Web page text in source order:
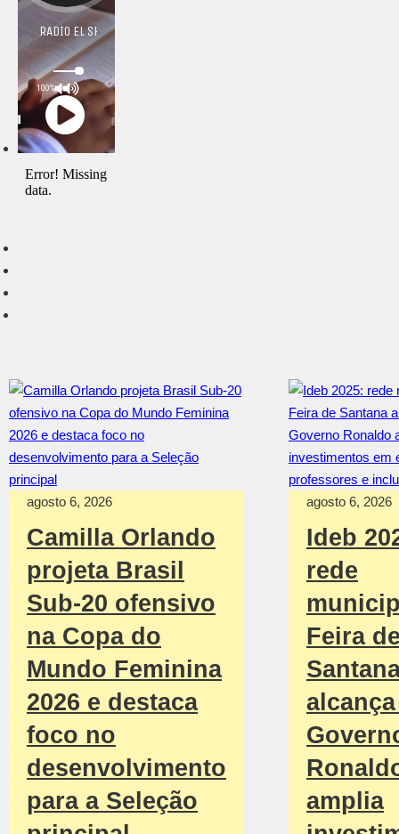
agosto 6, 2026
Camilla Orlando
projeta Brasil
Sub-20 ofensivo
na Copa do
Mundo Feminina
2026 e destaca
foco no
desenvolvimento
para a Seleção
agosto 6, 2026
Ideb
rede
Feira
amplia